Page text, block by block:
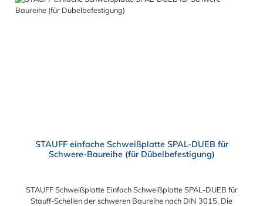
STAUFF einfache Schweißplatte SPAL-DUEB für
Schwere-Baureihe (für Dübelbefestigung)
STAUFF Schweißplatte Einfach Schweißplatte SPAL-DUEB für
Stauff-Schellen der schweren Baureihe nach DIN 3015. Die